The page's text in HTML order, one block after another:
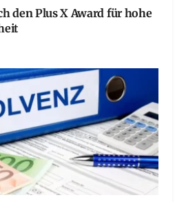
den Plus X Award für hohe